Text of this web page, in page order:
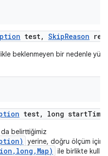
test, SkipReason
beklenmeyen bir nedenle
test, long start
da belirttiğimiz
yerine, doğru ölçüm için
ile birlikte